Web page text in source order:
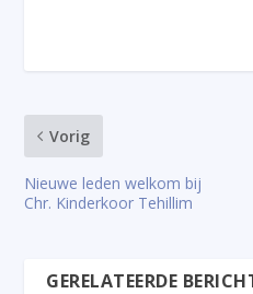
Vorig
Nieuwe leden welkom bij
Chr. Kinderkoor Tehillim
GERELATEERDE